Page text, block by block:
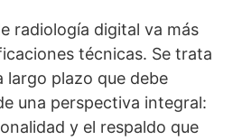
radiología digital va más
técnicas. Se trata
largo plazo que debe
una perspectiva integral:
y el respaldo que